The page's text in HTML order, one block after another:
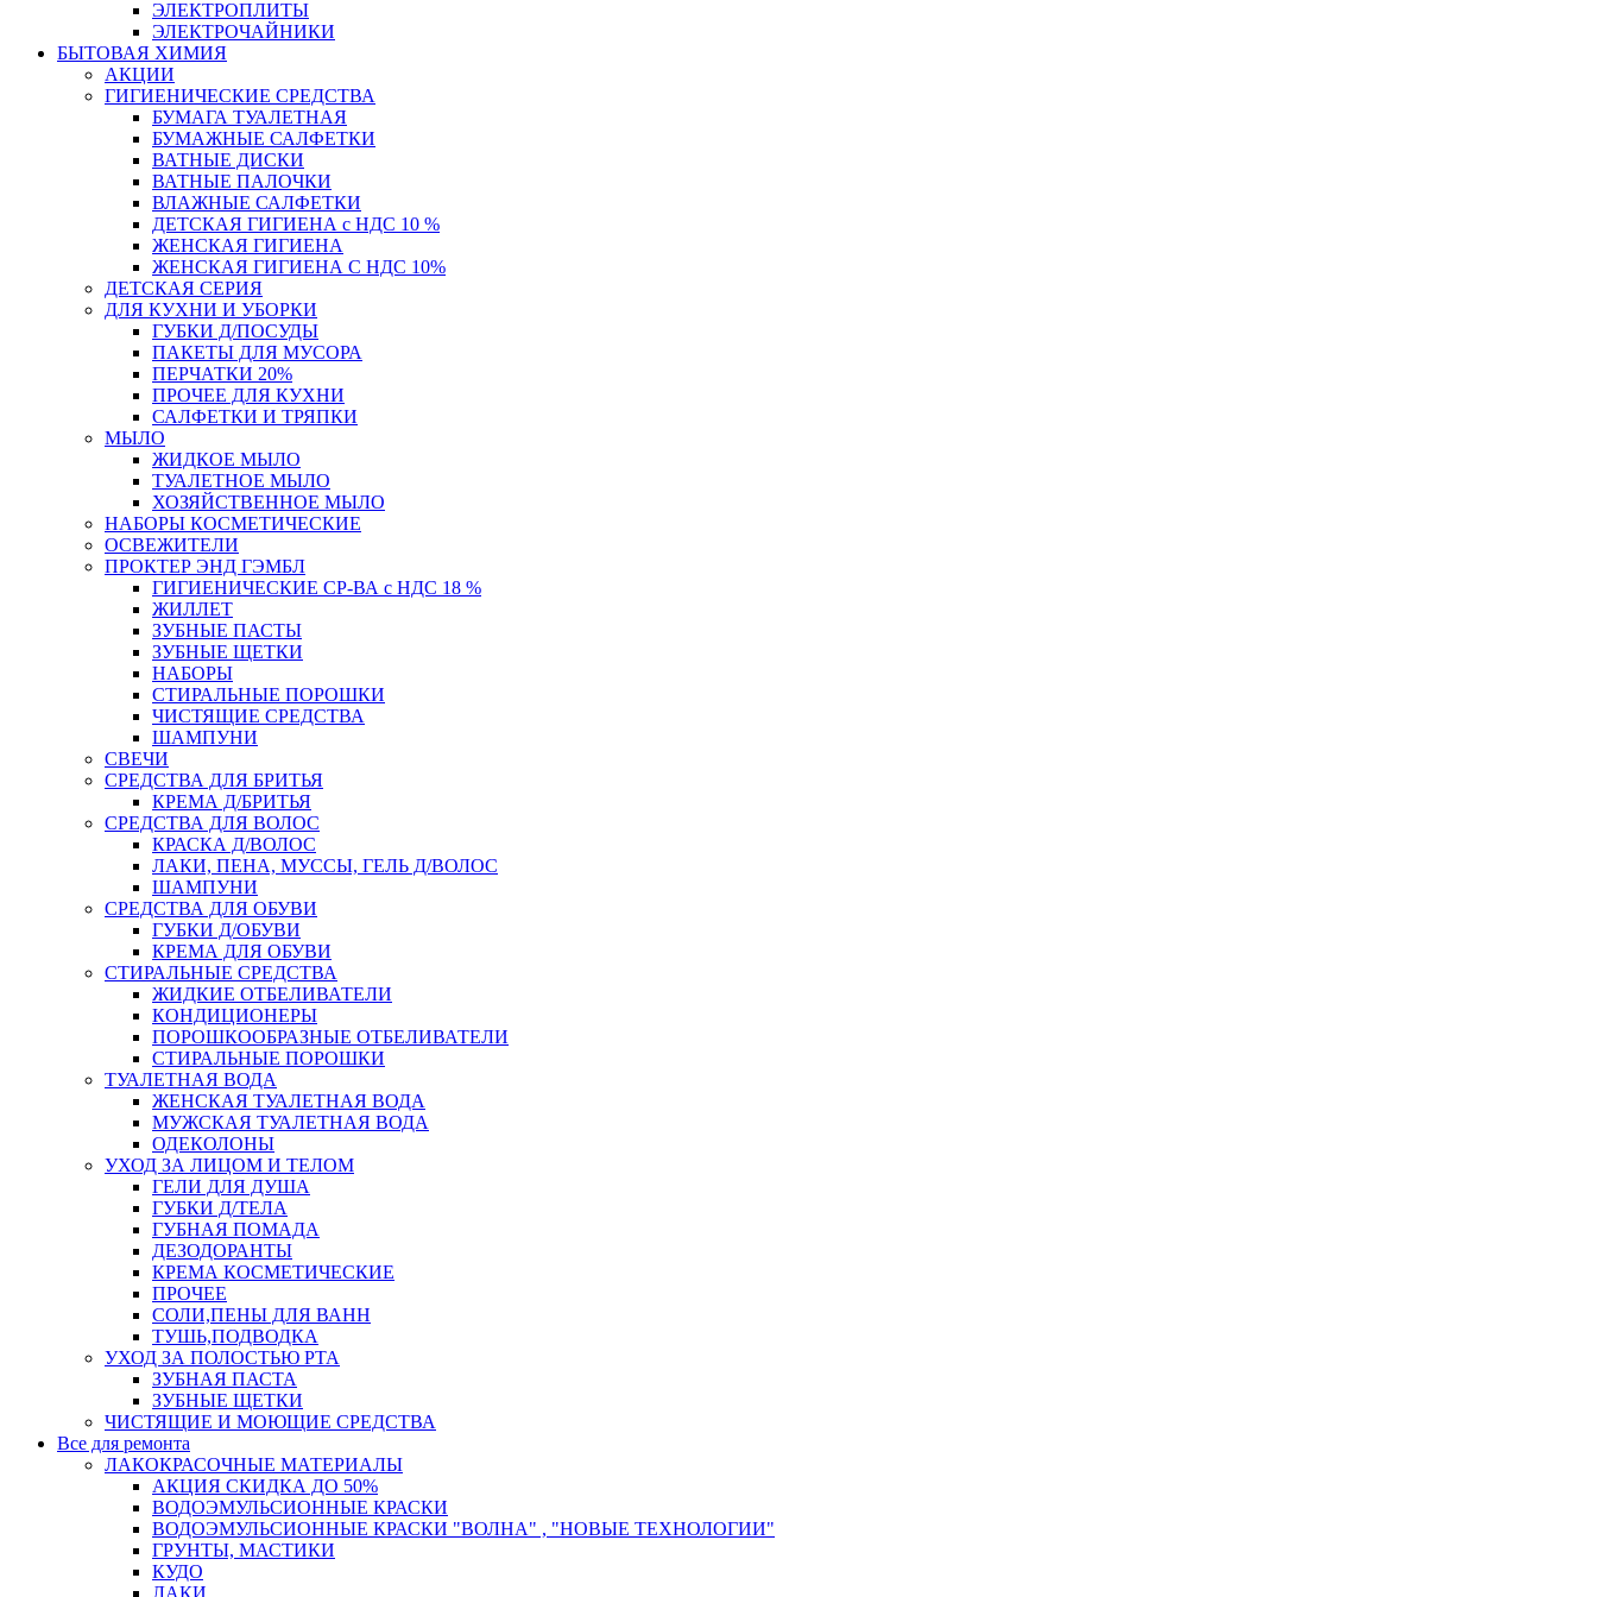
ЭЛЕКТРОПЛИТЫ
ЭЛЕКТРОЧАЙНИКИ
БЫТОВАЯ ХИМИЯ
АКЦИИ
ГИГИЕНИЧЕСКИЕ СРЕДСТВА
БУМАГА ТУАЛЕТНАЯ
БУМАЖНЫЕ САЛФЕТКИ
ВАТНЫЕ ДИСКИ
ВАТНЫЕ ПАЛОЧКИ
ВЛАЖНЫЕ САЛФЕТКИ
ДЕТСКАЯ ГИГИЕНА с НДС 10 %
ЖЕНСКАЯ ГИГИЕНА
ЖЕНСКАЯ ГИГИЕНА С НДС 10%
ДЕТСКАЯ СЕРИЯ
ДЛЯ КУХНИ И УБОРКИ
ГУБКИ Д/ПОСУДЫ
ПАКЕТЫ ДЛЯ МУСОРА
ПЕРЧАТКИ 20%
ПРОЧЕЕ ДЛЯ КУХНИ
САЛФЕТКИ И ТРЯПКИ
МЫЛО
ЖИДКОЕ МЫЛО
ТУАЛЕТНОЕ МЫЛО
ХОЗЯЙСТВЕННОЕ МЫЛО
НАБОРЫ КОСМЕТИЧЕСКИЕ
ОСВЕЖИТЕЛИ
ПРОКТЕР ЭНД ГЭМБЛ
ГИГИЕНИЧЕСКИЕ СР-ВА с НДС 18 %
ЖИЛЛЕТ
ЗУБНЫЕ ПАСТЫ
ЗУБНЫЕ ЩЕТКИ
НАБОРЫ
СТИРАЛЬНЫЕ ПОРОШКИ
ЧИСТЯЩИЕ СРЕДСТВА
ШАМПУНИ
СВЕЧИ
СРЕДСТВА ДЛЯ БРИТЬЯ
КРЕМА Д/БРИТЬЯ
СРЕДСТВА ДЛЯ ВОЛОС
КРАСКА Д/ВОЛОС
ЛАКИ, ПЕНА, МУССЫ, ГЕЛЬ Д/ВОЛОС
ШАМПУНИ
СРЕДСТВА ДЛЯ ОБУВИ
ГУБКИ Д/ОБУВИ
КРЕМА ДЛЯ ОБУВИ
СТИРАЛЬНЫЕ СРЕДСТВА
ЖИДКИЕ ОТБЕЛИВАТЕЛИ
КОНДИЦИОНЕРЫ
ПОРОШКООБРАЗНЫЕ ОТБЕЛИВАТЕЛИ
СТИРАЛЬНЫЕ ПОРОШКИ
ТУАЛЕТНАЯ ВОДА
ЖЕНСКАЯ ТУАЛЕТНАЯ ВОДА
МУЖСКАЯ ТУАЛЕТНАЯ ВОДА
ОДЕКОЛОНЫ
УХОД ЗА ЛИЦОМ И ТЕЛОМ
ГЕЛИ ДЛЯ ДУША
ГУБКИ Д/ТЕЛА
ГУБНАЯ ПОМАДА
ДЕЗОДОРАНТЫ
КРЕМА КОСМЕТИЧЕСКИЕ
ПРОЧЕЕ
СОЛИ,ПЕНЫ ДЛЯ ВАНН
ТУШЬ,ПОДВОДКА
УХОД ЗА ПОЛОСТЬЮ РТА
ЗУБНАЯ ПАСТА
ЗУБНЫЕ ЩЕТКИ
ЧИСТЯЩИЕ И МОЮЩИЕ СРЕДСТВА
Все для ремонта
ЛАКОКРАСОЧНЫЕ МАТЕРИАЛЫ
АКЦИЯ СКИДКА ДО 50%
ВОДОЭМУЛЬСИОННЫЕ КРАСКИ
ВОДОЭМУЛЬСИОННЫЕ КРАСКИ "ВОЛНА" , "НОВЫЕ ТЕХНОЛОГИИ"
ГРУНТЫ, МАСТИКИ
КУДО